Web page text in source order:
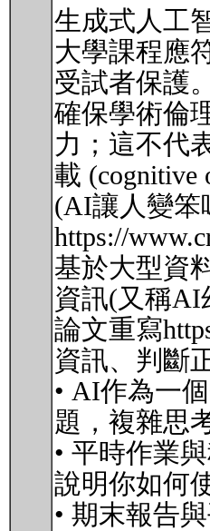
生成式人工
大學課程應
受試者保護
確保學術倫
力；這不代
載
(AI讓人變笨
https://
基於大型資
資訊(又稱AI
論文重寫
資訊、判斷
• AI作為一
題，複雜思
• 平時作業
說明你如何
• 期末報告